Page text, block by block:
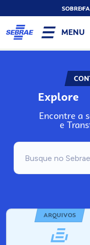
SOBRE
MENU
Explore
Encontre a
e
ARQUIVOS